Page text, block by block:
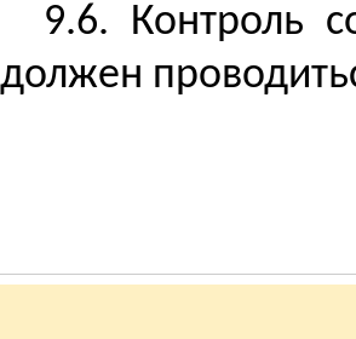
9.6. Контроль
должен